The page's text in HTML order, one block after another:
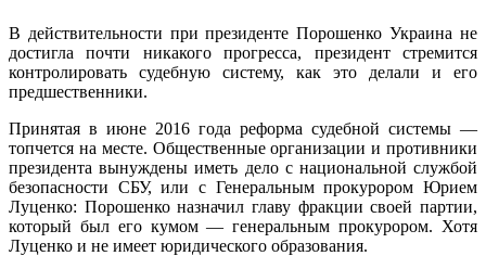
В действительности при президенте Порошенко Украина не
достигла почти никакого прогресса, президент стремится
контролировать судебную систему, как это делали и его
предшественники.
Принятая в июне 2016 года реформа судебной системы —
топчется на месте. Общественные организации и противники
президента вынуждены иметь дело с национальной службой
безопасности СБУ, или с Генеральным прокурором Юрием
Луценко: Порошенко назначил главу фракции своей партии,
который был его кумом — генеральным прокурором. Хотя
Луценко и не имеет юридического образования.